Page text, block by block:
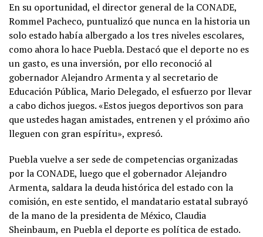
En su oportunidad, el director general de la CONADE,
Rommel Pacheco, puntualizó que nunca en la historia un
solo estado había albergado a los tres niveles escolares,
como ahora lo hace Puebla. Destacó que el deporte no es
un gasto, es una inversión, por ello reconoció al
gobernador Alejandro Armenta y al secretario de
Educación Pública, Mario Delegado, el esfuerzo por llevar
a cabo dichos juegos. «Estos juegos deportivos son para
que ustedes hagan amistades, entrenen y el próximo año
lleguen con gran espíritu», expresó.
Puebla vuelve a ser sede de competencias organizadas
por la CONADE, luego que el gobernador Alejandro
Armenta, saldara la deuda histórica del estado con la
comisión, en este sentido, el mandatario estatal subrayó
de la mano de la presidenta de México, Claudia
Sheinbaum, en Puebla el deporte es política de estado.